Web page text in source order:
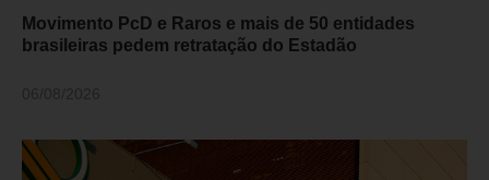
Movimento PcD e Raros e mais de 50 entidades
brasileiras pedem retratação do Estadão